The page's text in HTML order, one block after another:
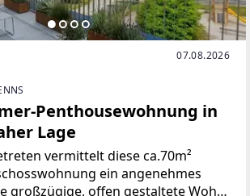
07.08.2026
Penthousewohnung in
Lage
vermittelt diese ca.70m²
ein angenehmes
großzügige, offen gestaltete Wohn-